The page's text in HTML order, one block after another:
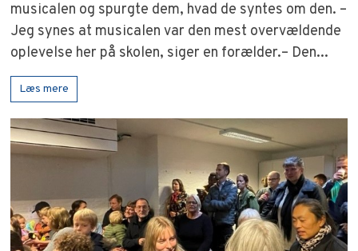
musicalen og spurgte dem, hvad de syntes om den. –
Jeg synes at musicalen var den mest overvældende
oplevelse her på skolen, siger en forælder.– Den...
Læs mere